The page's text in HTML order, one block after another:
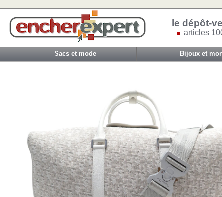
le dépôt-
articles
Sacs et mode Bijoux et